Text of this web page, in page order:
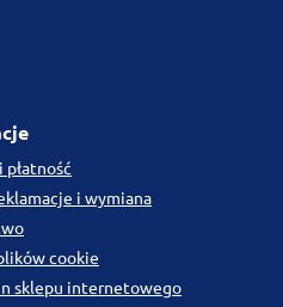
płatność
i wymiana
cookie
sklepu internetowego